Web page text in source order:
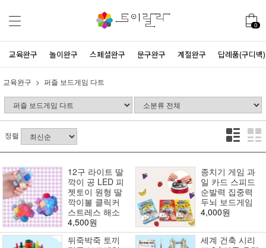
0
교육완구 놀이완구 스페셜완구 문구완구 계절완구 답례품(구디백)
교육완구 퍼즐 보드게임 다트
정렬
12구 라이트 딸
깍이 공 LED 피
젯토이 원형 딸
깍이볼 클릭커
스트레스 해소
4,500원
종치기 게임 과
일 카드 스피드
순발력 집중력
두뇌 보드게임
4,000원
뒤죽박죽 토끼
세계 건축 시리